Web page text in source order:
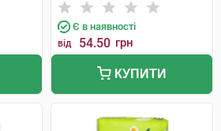
Мануфекчурінг
Є в наявності
від 54.50 грн
КУПИТИ